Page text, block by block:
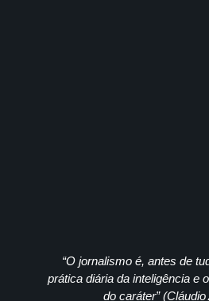
“O jornalismo é, antes de
prática diária da inteligência e
do caráter”